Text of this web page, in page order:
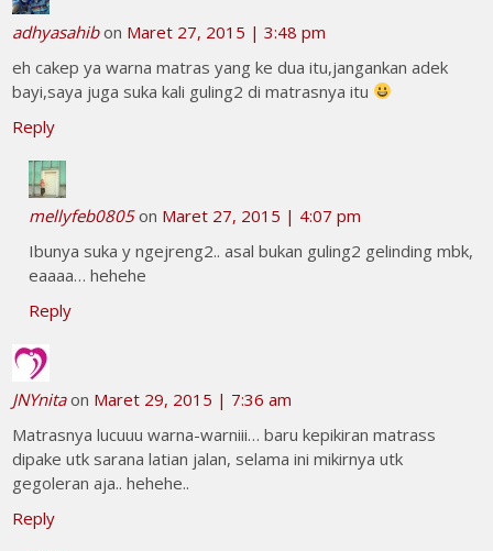
adhyasahibon Maret 27, 2015 | 3:48 pm
eh cakep ya warna matras yang ke dua itu,jangankan adek
bayi,saya juga suka kali guling2 di matrasnya itu
Reply
mellyfeb0805on Maret 27, 2015 | 4:07 pm
Ibunya suka y ngejreng2.. asal bukan guling2 gelinding mbk,
eaaaa… hehehe
Reply
JNYnitaon Maret 29, 2015 | 7:36 am
Matrasnya lucuuu warna-warniii… baru kepikiran matrass
dipake utk sarana latian jalan, selama ini mikirnya utk
gegoleran aja.. hehehe..
Reply